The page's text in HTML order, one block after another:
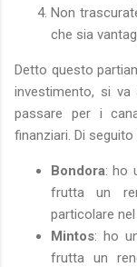
Non
che sia
Detto questo
investimento, si
passare per i
finanziari. Di
Bondora: ho
frutta un
particolare
Mintos: ho
frutta un